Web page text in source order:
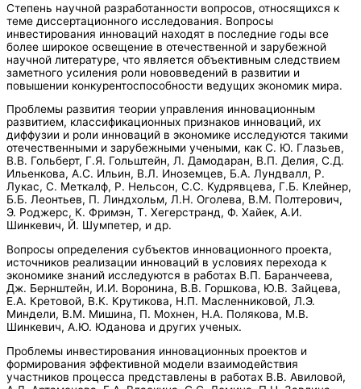
Степень научной разработанности вопросов, относящихся к
теме диссертационного исследования. Вопросы
инвестирования инноваций находят в последние годы все
более широкое освещение в отечественной и зарубежной
научной литературе, что является объективным следствием
заметного усиления роли нововведений в развитии и
повышении конкурентоспособности ведущих экономик мира.
Проблемы развития теории управления инновационным
развитием, классификационных признаков инноваций, их
диффузии и роли инноваций в экономике исследуются такими
отечественными и зарубежными учеными, как С. Ю. Глазьев,
В.В. Гольберт, Г.Я. Гольштейн, Л. Дамодаран, В.П. Делия, С.Д.
Ильенкова, А.С. Ильин, В.Л. Иноземцев, Б.А. Лундвалл, Р.
Лукас, С. Меткалф, Р. Нельсон, С.С. Кудрявцева, Г.Б. Клейнер,
Б.Б. Леонтьев, П. Линдхольм, Л.Н. Оголева, В.М. Полтерович,
Э. Роджерс, К. Фримэн, Т. Хегерстранд, Ф. Хайек, А.И.
Шинкевич, Й. Шумпетер, и др.
Вопросы определения субъектов инновационного проекта,
источников реализации инноваций в условиях перехода к
экономике знаний исследуются в работах В.П. Баранчеева,
Дж. Бернштейн, И.И. Воронина, В.В. Горшкова, Ю.В. Зайцева,
Е.А. Кретовой, В.К. Крутикова, Н.П. Масленниковой, Л.Э.
Миндели, В.М. Мишина, П. Мохнен, Н.А. Полякова, М.В.
Шинкевич, А.Ю. Юданова и других ученых.
Проблемы инвестирования инновационных проектов и
формирования эффективной модели взаимодействия
участников процесса представлены в работах В.В. Авиловой,